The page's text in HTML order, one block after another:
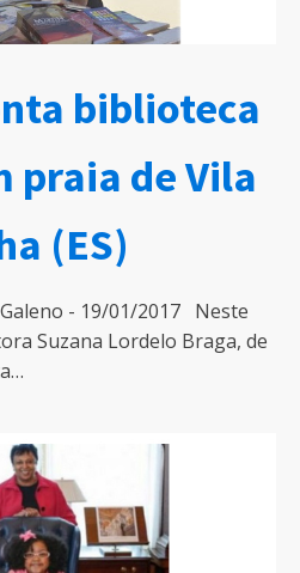
biblioteca
praia de Vila
(ES)
- 19/01/2017 Neste
Suzana Lordelo Braga, de